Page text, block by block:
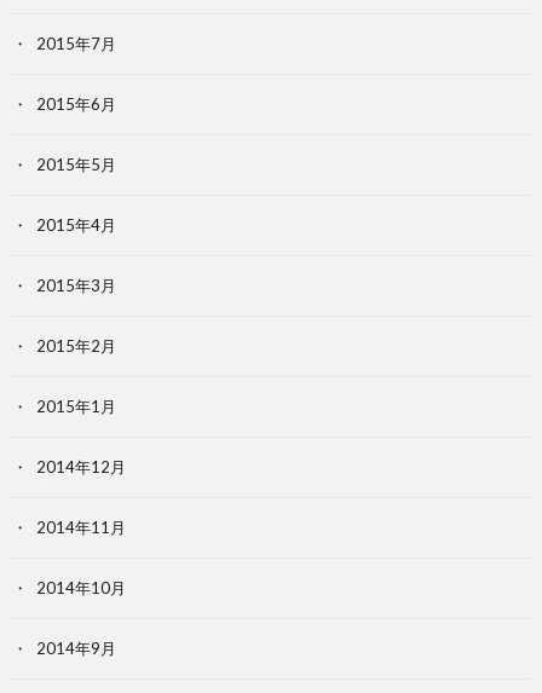
2015年7月
2015年6月
2015年5月
2015年4月
2015年3月
2015年2月
2015年1月
2014年12月
2014年11月
2014年10月
2014年9月